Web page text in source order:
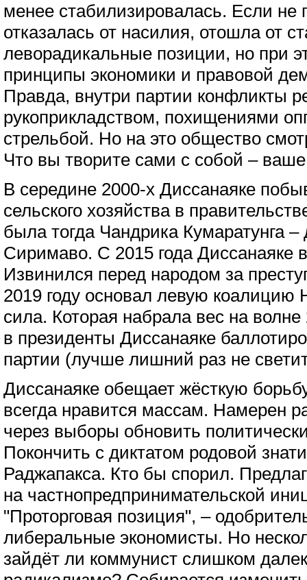
менее стабилизировалась. Если не
отказалась от насилия, отошла от
леворадикальные позиции, но при
принципы экономики и правовой
Правда, внутри партии конфликты
рукоприкладством, похищениями
стрельбой. Но на это общество
Что вы творите сами с собой –
В середине 2000-х Диссанаяке
сельского хозяйства в
была тогда Чандрика Кумаратунга
Сиримаво. С 2015 года Диссанаяке
Извинился перед народом за
2019 году основал левую коалицию
сила. Которая набрала вес на
в президенты Диссанаяке
партии (лучше лишний раз не
Диссанаяке обещает жёсткую
всегда нравится массам. Намерен
через выборы обновить
Покончить с диктатом родовой
Раджапакса. Кто бы спорил.
на частнопредпринимательской
"Проторговая позиция", –
либеральные экономисты. Но
зайдёт ли коммунист слишком